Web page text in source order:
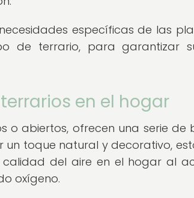
específicas de las
de terrario, para garantizar
en el hogar
o abiertos, ofrecen una serie de
toque natural y decorativo,
del aire en el hogar al
oxígeno.